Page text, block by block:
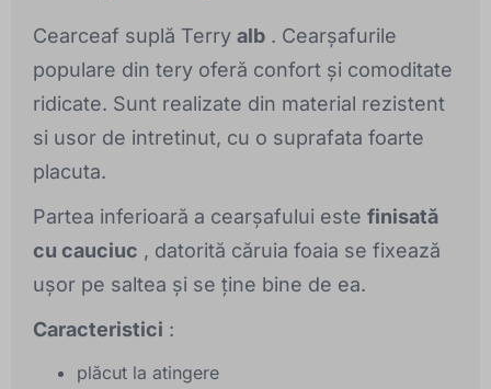
Cearceaf suplă Terry alb . Cearșafurile
populare din tery oferă confort și comoditate
ridicate. Sunt realizate din material rezistent
si usor de intretinut, cu o suprafata foarte
placuta.
Partea inferioară a cearșafului este finisată
cu cauciuc , datorită căruia foaia se fixează
ușor pe saltea și se ține bine de ea.
Caracteristici :
plăcut la atingere